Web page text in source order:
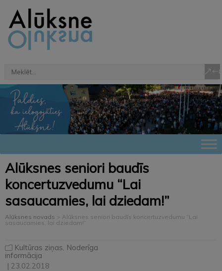
Alūksnes seniori baudīs
koncertuzvedumu “Lai
sasaucamies, lai dziedam!”
Alūksnes novads > Alūksnes seniori baudīs koncertuzvedumu “Lai
sasaucamies, lai dziedam!”
Kultūras ziņas Noderīga
informācija
| 23.02.2018